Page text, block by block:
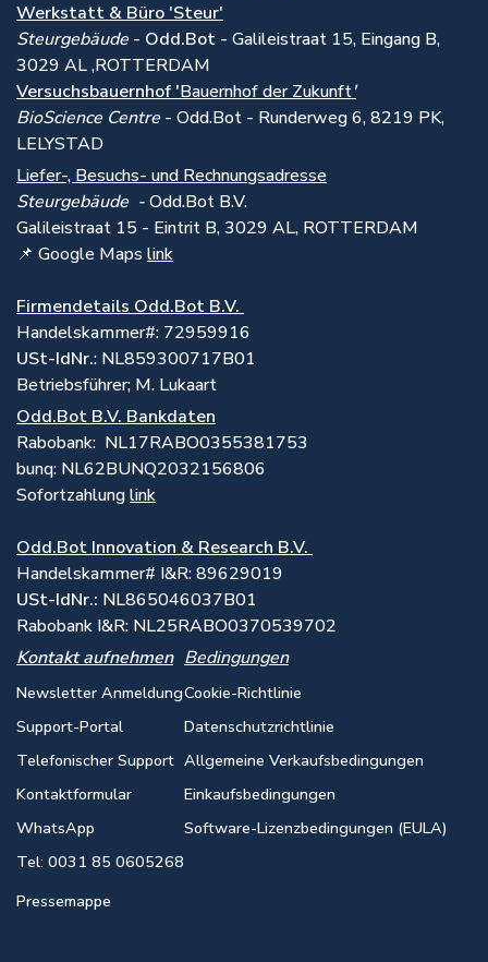
Werkstatt & Büro 'Steur'
Steurgebäude - Odd.Bot - Galileistraat 15, Eingang B,
3029 AL ,ROTTERDAM
Versuchsbauernhof 'Bauernhof der Zukunft'
BioScience Centre - Odd.Bot - Runderweg 6, 8219 PK,
LELYSTAD
Liefer-, Besuchs- und Rechnungsadresse
Steurgebäude -Odd.Bot B.V.
Galileistraat 15 - Eintrit B, 3029 AL, ROTTERDAM
📌 Google Maps link
Firmendetails Odd.Bot B.V.
Handelskammer#: 72959916
USt-IdNr.: NL859300717B01
Betriebsführer; M. Lukaart
Odd.Bot B.V. Bankdaten
Rabobank: NL17RABO0355381753
bunq: NL62BUNQ2032156806
Sofortzahlunglink
Odd.Bot Innovation & Research B.V.
Handelskammer# I&R: 89629019
USt-IdNr.: NL865046037B01
Rabobank I&R: NL25RABO0370539702
Kontakt aufnehmen
Newsletter Anmeldung
Support-Portal
Telefonischer Support
Kontaktformular
WhatsApp
Tel: 0031 85 0605268
Bedingungen
Cookie-Richtlinie
Datenschutzrichtlinie
Allgemeine Verkaufsbedingungen
Einkaufsbedingungen
Software-Lizenzbedingungen (EULA)
Pressemappe